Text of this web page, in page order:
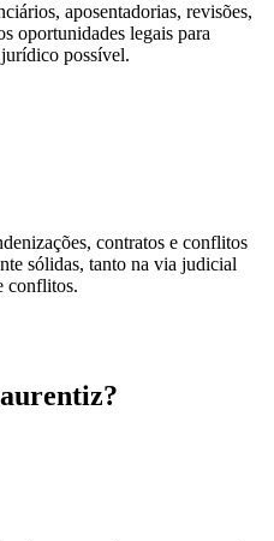
aposentadorias, revisões,
oportunidades legais para
possível.
contratos e conflitos
sólidas, tanto na via judicial
conflitos.